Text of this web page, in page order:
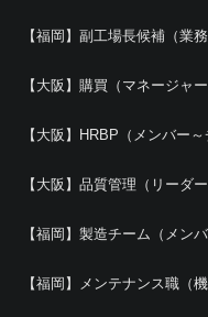
【福岡】副工場長候補（業務
【大阪】購買（マネージャー
【大阪】HRBP（メンバー～
【大阪】品質管理（リーダ
【福岡】製造チーム（メン
【福岡】メンテナンス職（機